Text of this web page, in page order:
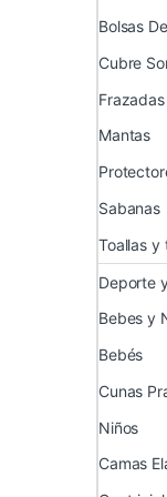
Bolsas
Cubre
Frazadas
Mantas
Sabanas
Toallas y
Deporte
Bebes y
Bebés
Cunas
Niños
Camas